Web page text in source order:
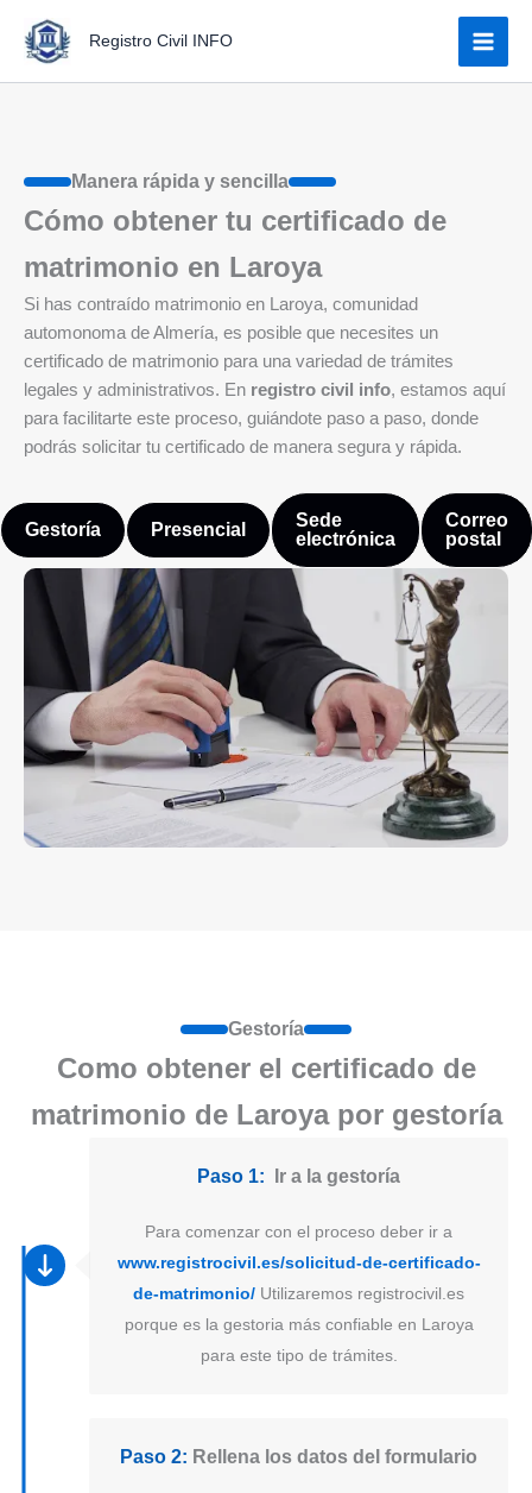
contenido
Registro Civil INFO
Manera rápida y sencilla
Cómo obtener tu certificado de
matrimonio en Laroya
Si has contraído matrimonio en Laroya, comunidad
automonoma de Almería, es posible que necesites un
certificado de matrimonio para una variedad de trámites
legales y administrativos. En registro civil info, estamos aquí
para facilitarte este proceso, guiándote paso a paso, donde
podrás solicitar tu certificado de manera segura y rápida.
Gestoría Presencial
Sede
electrónica
Correo
postal
Gestoría
Como obtener el certificado de
matrimonio de Laroya por gestoría
Paso 1: Ir a la gestoría
Para comenzar con el proceso deber ir a
www.registrocivil.es/solicitud-de-certificado-
de-matrimonio/ Utilizaremos registrocivil.es
porque es la gestoria más confiable en Laroya
para este tipo de trámites.
Paso 2: Rellena los datos del formulario